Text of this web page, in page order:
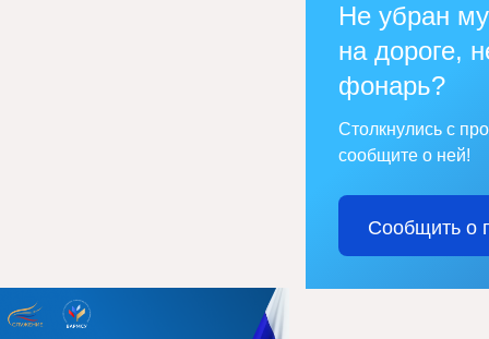
Не убран
на дороге,
фонарь?
Столкнулись с
сообщите о ней!
Сообщить о